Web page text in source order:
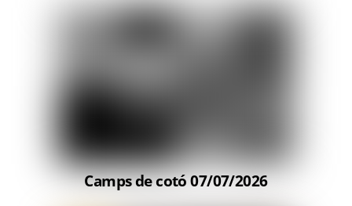
Camps de cotó 07/07/2026